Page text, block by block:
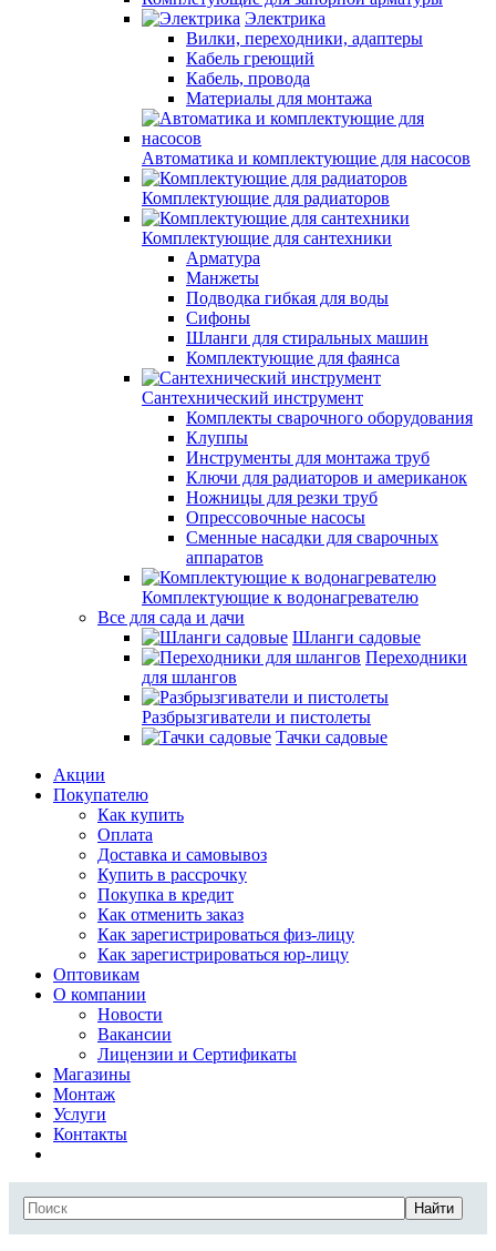
Электрика
Вилки, переходники, адаптеры
Кабель греющий
Кабель, провода
Материалы для монтажа
Автоматика и комплектующие для насосов
Комплектующие для радиаторов
Комплектующие для сантехники
Арматура
Манжеты
Подводка гибкая для воды
Сифоны
Шланги для стиральных машин
Комплектующие для фаянса
Сантехнический инструмент
Комплекты сварочного оборудования
Клуппы
Инструменты для монтажа труб
Ключи для радиаторов и американок
Ножницы для резки труб
Опрессовочные насосы
Сменные насадки для сварочных
аппаратов
Комплектующие к водонагревателю
Все для сада и дачи
Шланги садовые
Переходники
для шлангов
Разбрызгиватели и пистолеты
Тачки садовые
Акции
Покупателю
Как купить
Оплата
Доставка и самовывоз
Купить в рассрочку
Покупка в кредит
Как отменить заказ
Как зарегистрироваться физ-лицу
Как зарегистрироваться юр-лицу
Оптовикам
О компании
Новости
Вакансии
Лицензии и Сертификаты
Магазины
Монтаж
Услуги
Контакты
Найти